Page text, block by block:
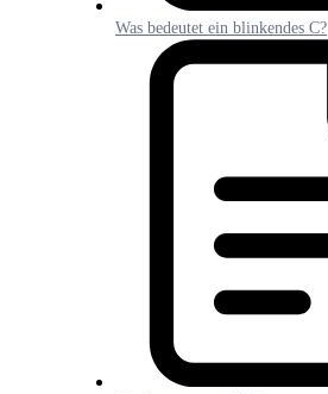
Was bedeutet ein blinkendes C?